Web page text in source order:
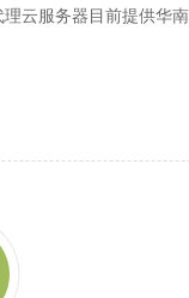
云服务器目前提供华